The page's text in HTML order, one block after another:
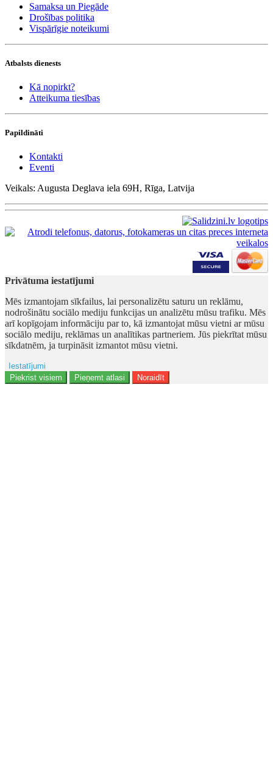
Samaksa un Piegāde
Drošības politika
Vispārīgie noteikumi
Atbalsts dienests
Kā nopirkt?
Atteikuma tiesības
Papildināti
Kontakti
Eventi
Veikals: Augusta Deglava iela 69H, Rīga, Latvija
Privātuma iestatījumi
Mēs izmantojam sīkfailus, lai personalizētu saturu un reklāmu,
nodrošinātu sociālo mediju funkcijas un analizētu mūsu trafiku. Mēs
arī kopīgojam informāciju par to, kā izmantojat mūsu vietni ar mūsu
sociālo mediju, reklāmas un analītikas partneriem. Jūs piekrītat mūsu
sīkdatnēm, ja turpināsit izmantot mūsu vietni.
Iestatījumi
Ad storage
Piekrist visiem Pieņemt atlasi Noraidīt